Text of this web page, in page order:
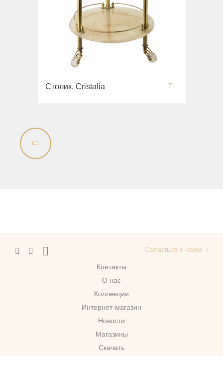
Столик, Cristalia
Контакты
О нас
Коллекции
Интернет-магазин
Новости
Магазины
Скачать
Связаться с нами